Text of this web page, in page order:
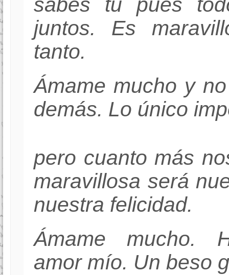
juntos. Es
tanto.
Ámame mucho y
demás. Lo único
pero cuanto más
maravillosa será
nuestra felicidad.
Ámame mucho.
amor mío. Un beso